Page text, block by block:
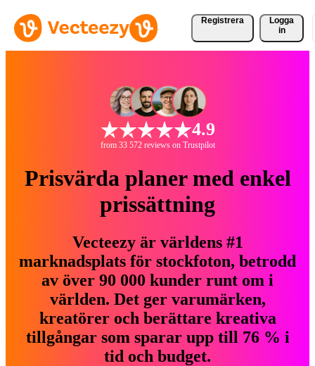
Registrera
Logga
in
4.9
from 33 572 reviews on Trustpilot
Prisvärda planer med enkel
prissättning
Vecteezy är världens #1
marknadsplats för stockfoton, betrodd
av över 90 000 kunder runt om i
världen. Det ger varumärken,
kreatörer och berättare kreativa
tillgångar som sparar upp till 76 % i
tid och budget.